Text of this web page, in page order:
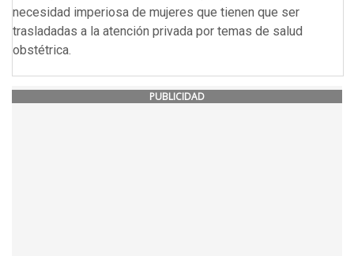
necesidad imperiosa de mujeres que tienen que ser
trasladadas a la atención privada por temas de salud
obstétrica.
PUBLICIDAD